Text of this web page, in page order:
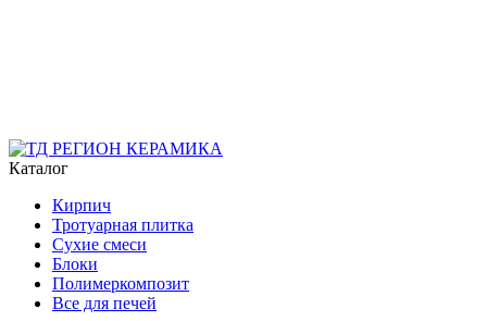
Каталог
Кирпич
Тротуарная плитка
Сухие смеси
Блоки
Полимеркомпозит
Все для печей